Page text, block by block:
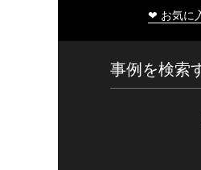
❤ お気に
事例を検索